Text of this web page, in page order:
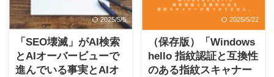
2025/5/5
「SEO壊滅」がAI検索
とAIオーバービューで
進んでいる事実とAIオ
2025/5/22
（保存版）「Windows
hello 指紋認証と互換性
のある指紋スキャナー